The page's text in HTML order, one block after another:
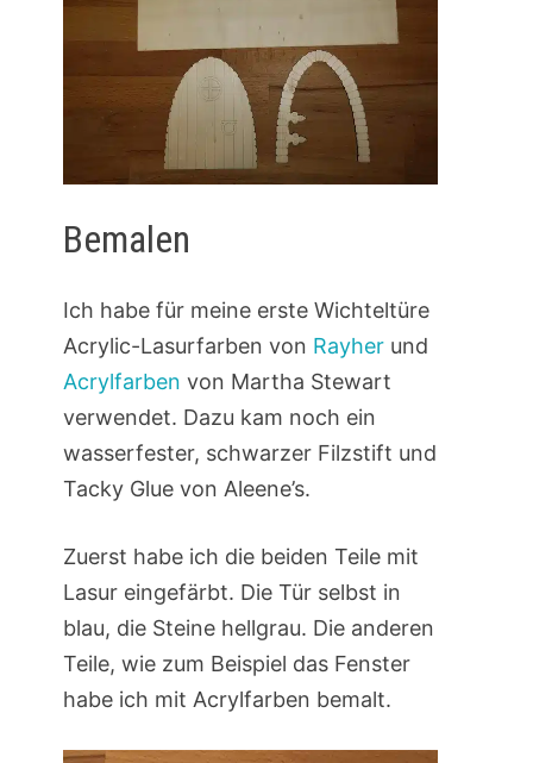
Bemalen
Ich habe für meine erste Wichteltüre
Acrylic-Lasurfarben von Rayherund
Acrylfarben von Martha Stewart
verwendet. Dazu kam noch ein
wasserfester, schwarzer Filzstift und
Tacky Glue von Aleene’s.
Zuerst habe ich die beiden Teile mit
Lasur eingefärbt. Die Tür selbst in
blau, die Steine hellgrau. Die anderen
Teile, wie zum Beispiel das Fenster
habe ich mit Acrylfarben bemalt.